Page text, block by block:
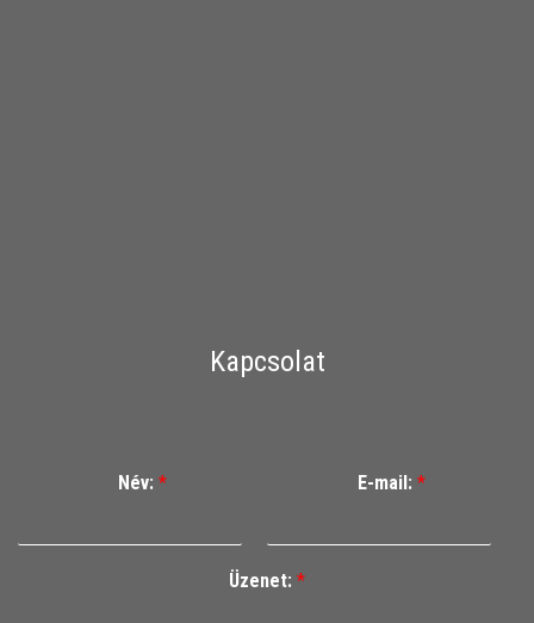
Kapcsolat
Név: * E-mail: *
Üzenet: *